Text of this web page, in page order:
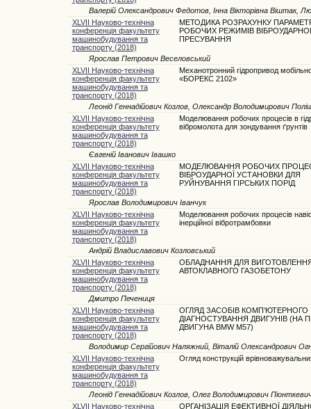
Валерій Олександрович Федотов, Інна Вікторівна Віштак,
XLVII Науково-технічна
конференція факультету
машинобудування та
транспорту (2018)
МЕТОДИКА РОЗРАХУНКУ
РОБОЧИХ РЕЖИМІВ
ПРЕСУВАННЯ
Ярослав Петрович Веселовський
XLVII Науково-технічна
конференція факультету
машинобудування та
транспорту (2018)
Механотронний гідропривод
«БОРЕКС 2102»
Леонід Геннадійович Козлов, Олександр Володимирович
XLVII Науково-технічна
конференція факультету
машинобудування та
транспорту (2018)
Моделювання робочих процесів в
вібромолота для зондування ґрунтів
Євгеній Іванович Івашко
XLVII Науково-технічна
конференція факультету
машинобудування та
транспорту (2018)
МОДЕЛЮВАННЯ РОБОЧИХ
ВІБРОУДАРНОЇ УСТАНОВКИ ДЛЯ
РУЙНУВАННЯ ГІРСЬКИХ ПОРІД
Ярослав Володимирович Іванчук
XLVII Науково-технічна
конференція факультету
машинобудування та
транспорту (2018)
Моделювання робочих процесів
інерційної вібротрамбовки
Андрій Владиславович Козловський
XLVII Науково-технічна
конференція факультету
машинобудування та
транспорту (2018)
ОБЛАДНАННЯ ДЛЯ
АВТОКЛАВНОГО ГАЗОБЕТОНУ
Дмитро Печениця
XLVII Науково-технічна
конференція факультету
машинобудування та
транспорту (2018)
ОГЛЯД ЗАСОБІВ КОМП’ЮТЕРНОГО
ДІАГНОСТУВАННЯ ДВИГУНІВ (НА
ДВИГУНА BMW М57)
Володимир Сергійович Наляжний, Віталій Олександрович
XLVII Науково-технічна
конференція факультету
машинобудування та
транспорту (2018)
Огляд конструкцій
Леонід Геннадійович Козлов, Олег Володимирович
XLVII Науково-технічна
ОРГАНІЗАЦІЯ ЕФЕКТИВНОЇ